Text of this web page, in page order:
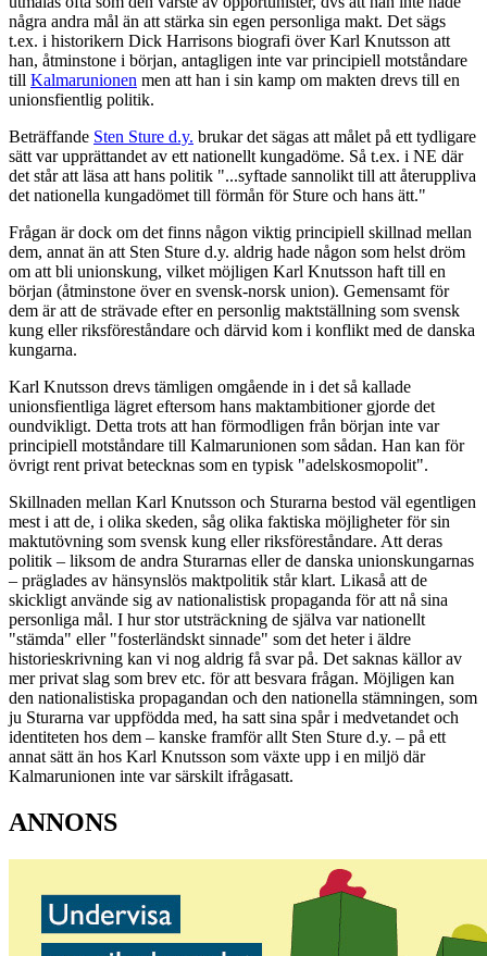
några andra mål än att stärka sin egen personliga makt. Det sägs
t.ex. i historikern Dick Harrisons biografi över Karl Knutsson att
han, åtminstone i början, antagligen inte var principiell motståndare
till Kalmarunionen men att han i sin kamp om makten drevs till en
unionsfientlig politik.
Beträffande Sten Sture d.y. brukar det sägas att målet på ett tydligare
sätt var upprättandet av ett nationellt kungadöme. Så t.ex. i NE där
det står att läsa att hans politik "...syftade sannolikt till att återuppliva
det nationella kungadömet till förmån för Sture och hans ätt."
Frågan är dock om det finns någon viktig principiell skillnad mellan
dem, annat än att Sten Sture d.y. aldrig hade någon som helst dröm
om att bli unionskung, vilket möjligen Karl Knutsson haft till en
början (åtminstone över en svensk-norsk union). Gemensamt för
dem är att de strävade efter en personlig maktställning som svensk
kung eller riksföreståndare och därvid kom i konflikt med de danska
kungarna.
Karl Knutsson drevs tämligen omgående in i det så kallade
unionsfientliga lägret eftersom hans maktambitioner gjorde det
oundvikligt. Detta trots att han förmodligen från början inte var
principiell motståndare till Kalmarunionen som sådan. Han kan för
övrigt rent privat betecknas som en typisk "adelskosmopolit".
Skillnaden mellan Karl Knutsson och Sturarna bestod väl egentligen
mest i att de, i olika skeden, såg olika faktiska möjligheter för sin
maktutövning som svensk kung eller riksföreståndare. Att deras
politik – liksom de andra Sturarnas eller de danska unionskungarnas
– präglades av hänsynslös maktpolitik står klart. Likaså att de
skickligt använde sig av nationalistisk propaganda för att nå sina
personliga mål. I hur stor utsträckning de själva var nationellt
"stämda" eller "fosterländskt sinnade" som det heter i äldre
historieskrivning kan vi nog aldrig få svar på. Det saknas källor av
mer privat slag som brev etc. för att besvara frågan. Möjligen kan
den nationalistiska propagandan och den nationella stämningen, som
ju Sturarna var uppfödda med, ha satt sina spår i medvetandet och
identiteten hos dem – kanske framför allt Sten Sture d.y. – på ett
annat sätt än hos Karl Knutsson som växte upp i en miljö där
Kalmarunionen inte var särskilt ifrågasatt.
ANNONS